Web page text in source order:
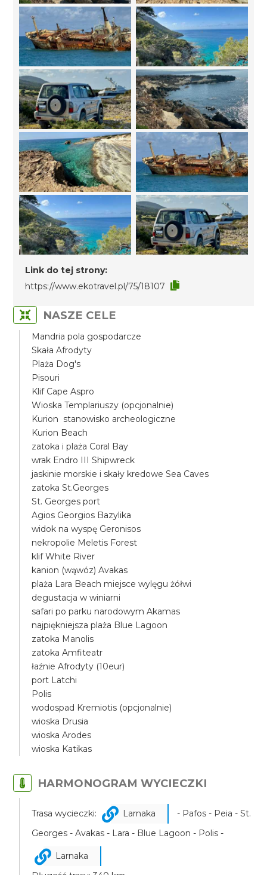
Link do tej strony:
https://www.ekotravel.pl/75/18107
NASZE CELE
Mandria pola gospodarcze
Skała Afrodyty
Plaża Dog's
Pisouri
Klif Cape Aspro
Wioska Templariuszy (opcjonalnie)
Kurion stanowisko archeologiczne
Kurion Beach
zatoka i plaża Coral Bay
wrak Endro III Shipwreck
jaskinie morskie i skały kredowe Sea Caves
zatoka St.Georges
St. Georges port
Agios Georgios Bazylika
widok na wyspę Geronisos
nekropolie Meletis Forest
klif White River
kanion (wąwóz) Avakas
plaża Lara Beach miejsce wylęgu żółwi
degustacja w winiarni
safari po parku narodowym Akamas
najpiękniejsza plaża Blue Lagoon
zatoka Manolis
zatoka Amfiteatr
łaźnie Afrodyty (10eur)
port Latchi
Polis
wodospad Kremiotis (opcjonalnie)
wioska Drusia
wioska Arodes
wioska Katikas
HARMONOGRAM WYCIECZKI
Trasa wycieczki: Larnaka
- Pafos - Peia - St.
Georges - Avakas - Lara - Blue Lagoon - Polis -
Larnaka